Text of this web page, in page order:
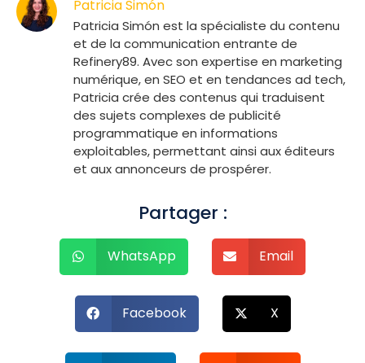
Patricia Simón
Patricia Simón est la spécialiste du contenu
et de la communication entrante de
Refinery89. Avec son expertise en marketing
numérique, en SEO et en tendances ad tech,
Patricia crée des contenus qui traduisent
des sujets complexes de publicité
programmatique en informations
exploitables, permettant ainsi aux éditeurs
et aux annonceurs de prospérer.
Partager :
WhatsApp Email
Facebook X